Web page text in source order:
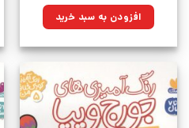
۲۲۰,۰۰۰تومان
بود.
۱۵۷,۳۰۰تومان.افزودن به سبد خرید